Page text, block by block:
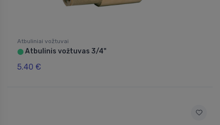
Atbuliniai vožtuvai
⬤ Atbulinis vožtuvas 3/4"
5.40 €